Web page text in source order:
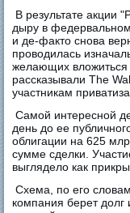
В результате акции
дыру в
и де-факто снова
проводилась
желающих вложиться
рассказывали The
участникам
Самой интересной
день до ее
облигации на 625
сумме сделки.
выглядело как
Схема, по его
компания берет долг